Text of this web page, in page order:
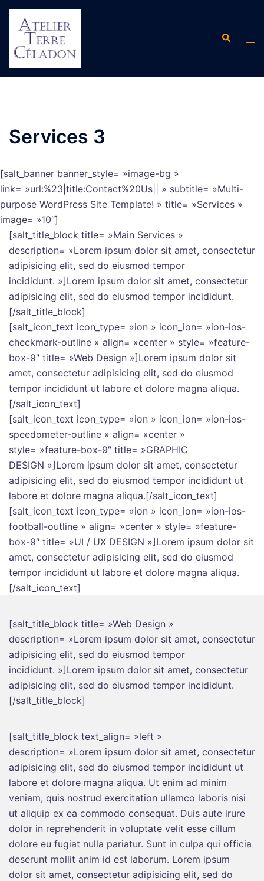
Aller
contenu
Services 3
[salt_banner banner_style= »image-bg »
link= »url:%23|title:Contact%20Us|| » subtitle= »Multi-
purpose WordPress Site Template! » title= »Services »
image= »10″]
[salt_title_block title= »Main Services »
description= »Lorem ipsum dolor sit amet, consectetur
adipisicing elit, sed do eiusmod tempor
incididunt. »]Lorem ipsum dolor sit amet, consectetur
adipisicing elit, sed do eiusmod tempor incididunt.
[/salt_title_block]
[salt_icon_text icon_type= »ion » icon_ion= »ion-ios-
checkmark-outline » align= »center » style= »feature-
box-9″ title= »Web Design »]Lorem ipsum dolor sit
amet, consectetur adipisicing elit, sed do eiusmod
tempor incididunt ut labore et dolore magna aliqua.
[/salt_icon_text]
[salt_icon_text icon_type= »ion » icon_ion= »ion-ios-
speedometer-outline » align= »center »
style= »feature-box-9″ title= »GRAPHIC
DESIGN »]Lorem ipsum dolor sit amet, consectetur
adipisicing elit, sed do eiusmod tempor incididunt ut
labore et dolore magna aliqua.[/salt_icon_text]
[salt_icon_text icon_type= »ion » icon_ion= »ion-ios-
football-outline » align= »center » style= »feature-
box-9″ title= »UI / UX DESIGN »]Lorem ipsum dolor sit
amet, consectetur adipisicing elit, sed do eiusmod
tempor incididunt ut labore et dolore magna aliqua.
[/salt_icon_text]
[salt_title_block title= »Web Design »
description= »Lorem ipsum dolor sit amet, consectetur
adipisicing elit, sed do eiusmod tempor
incididunt. »]Lorem ipsum dolor sit amet, consectetur
adipisicing elit, sed do eiusmod tempor incididunt.
[/salt_title_block]
[salt_title_block text_align= »left »
description= »Lorem ipsum dolor sit amet, consectetur
adipisicing elit, sed do eiusmod tempor incididunt ut
labore et dolore magna aliqua. Ut enim ad minim
veniam, quis nostrud exercitation ullamco laboris nisi
ut aliquip ex ea commodo consequat. Duis aute irure
dolor in reprehenderit in voluptate velit esse cillum
dolore eu fugiat nulla pariatur. Sunt in culpa qui officia
deserunt mollit anim id est laborum. Lorem ipsum
dolor sit amet, consectetur adipisicing elit, sed do